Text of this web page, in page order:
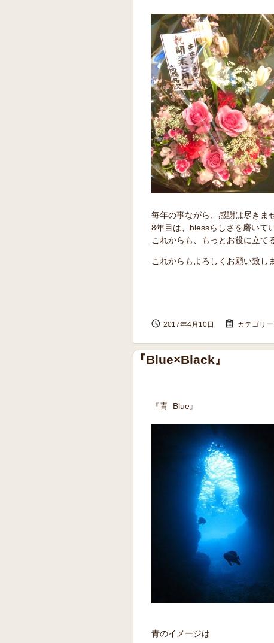
毎年の事ながら、感謝は尽きま
8年目は、blessらしさを磨いて
これからも、もっとお役に立て
これからもよろしくお願い致し
2017年4月10日 カテゴリ
『Blue×Black』
『青 Blue』
青のイメージは